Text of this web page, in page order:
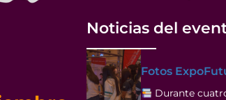
Noticias del
Fotos
Durante